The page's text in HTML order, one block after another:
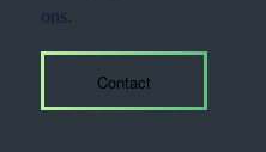
ons.
Contact